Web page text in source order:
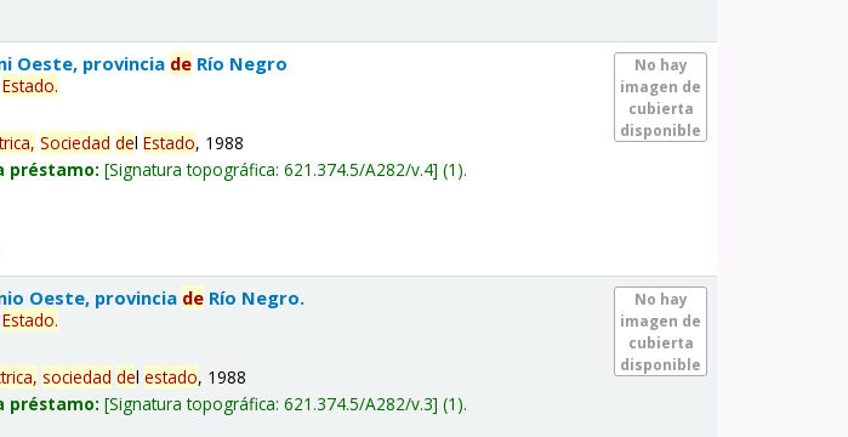
No hay
imagen de
cubierta
disponible
Oeste, provincia de Río Negro
Estado.
Sociedad delEstado, 1988
préstamo: Signatura topográfica:621.374.5/A282/v.4 (1).
No hay
imagen de
cubierta
disponible
Oeste, provincia de Río Negro.
Estado.
sociedad delestado, 1988
préstamo: Signatura topográfica:621.374.5/A282/v.3 (1).